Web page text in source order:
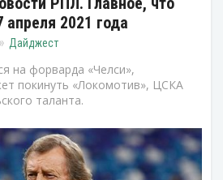
апреля 2021 года
Дайджест
на форварда «Челси»,
покинуть «Локомотив», ЦСКА
таланта.